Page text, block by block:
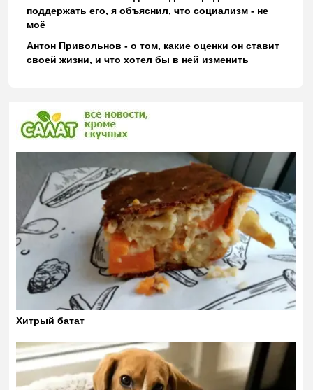
поддержать его, я объяснил, что социализм - не
моё
Антон Привольнов - о том, какие оценки он ставит
своей жизни, и что хотел бы в ней изменить